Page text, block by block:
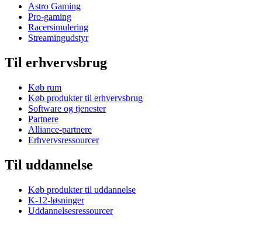
Astro Gaming
Pro-gaming
Racersimulering
Streamingudstyr
Til erhvervsbrug
Køb rum
Køb produkter til erhvervsbrug
Software og tjenester
Partnere
Alliance-partnere
Erhvervsressourcer
Til uddannelse
Køb produkter til uddannelse
K-12-løsninger
Uddannelsesressourcer